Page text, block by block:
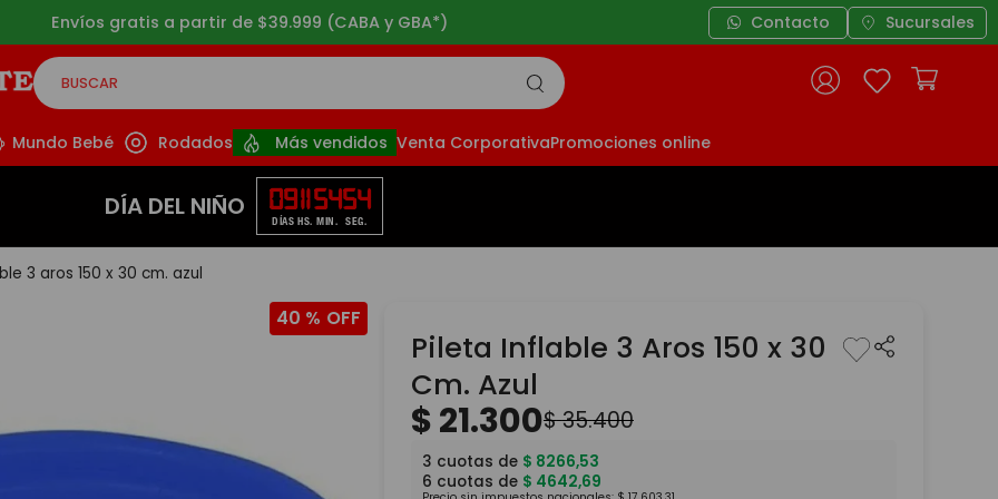
Envíos gratis a partir de $39.999 (CABA y GBA*) Contacto Sucursales
BUSCAR
Mundo Bebé Rodados Más vendidos Venta CorporativaPromociones online
DÍA DEL NIÑO 09
DÍAS
11
HS.
54
MIN.
53
SEG.
3 aros 150 x 30 cm. azul
40 %
Pileta Inflable 3 Aros 150 x 30
Cm. Azul
$21.300$35.400
3 cuotas de $ 8266,53
6 cuotas de $ 4642,69